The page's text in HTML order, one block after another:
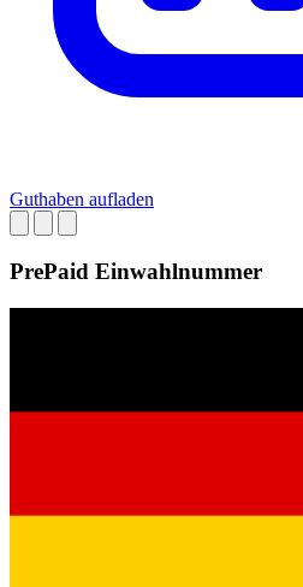
Guthaben aufladen
PrePaid Einwahlnummer